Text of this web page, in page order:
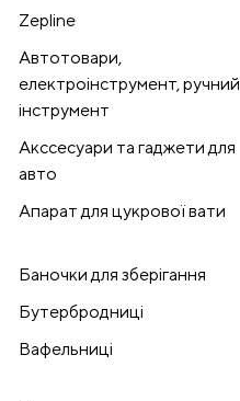
Zepline
Автотовари,
електроінструмент, ручний
інструмент
Акссесуари та гаджети для
авто
Апарат для цукрової вати
Баночки для зберігання
Бутербродниці
Вафельниці